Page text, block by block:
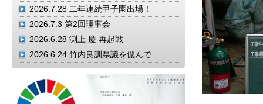
2026.7.28 二年連続甲子園出場！
2026.7.3 第2回理事会
2026.6.28 渕上 慶 再起戦
2026.6.24 竹内良訓県議を偲んで